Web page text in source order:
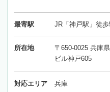
最寄駅 JR「神戸駅」徒歩
所在地
〒650-0025 兵庫
ビル神戸605
対応エリア 兵庫